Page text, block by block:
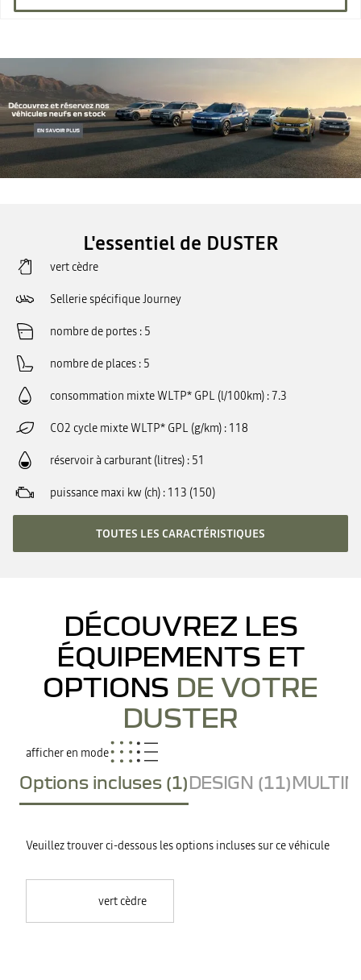
L'essentiel de DUSTER
vert cèdre
Sellerie spécifique Journey
nombre de portes 5
nombre de places 5
consommation mixte WLTP* GPL (l/100km) 7.3
CO2 cycle mixte WLTP* GPL (g/km) 118
réservoir à carburant (litres) 51
puissance maxi kw (ch) 113 (150)
TOUTES LES CARACTÉRISTIQUES
DÉCOUVREZ LES
ÉQUIPEMENTS ET
OPTIONS DE VOTRE
DUSTER
afficher en mode
Options incluses (1)DESIGN (11)
Veuillez trouver ci-dessous les options incluses sur ce véhicule
vert cèdre